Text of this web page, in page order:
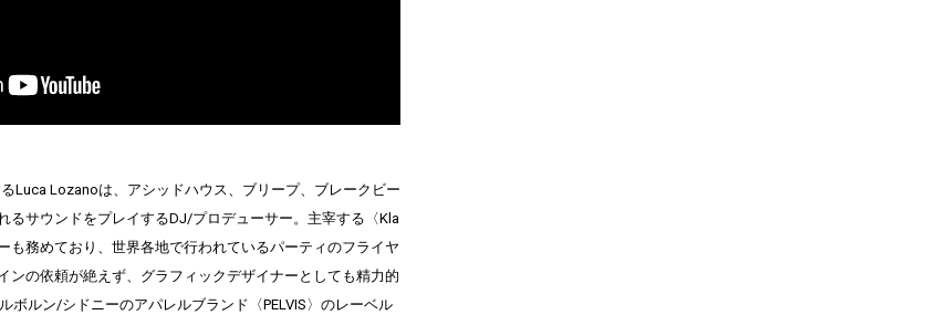
るLuca Lozanoは、アシッドハウス、ブリープ、ブレークビー
るサウンドをプレイするDJ/プロデューサー。主宰する〈Kla
も務めており、世界各地で行われているパーティのフライヤ
ンの依頼が絶えず、グラフィックデザイナーとしても精力的
ボルン/シドニーのアパレルブランド〈PELVIS〉のレーベル